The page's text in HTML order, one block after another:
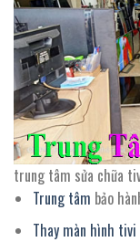
trung tâm sửa chữa
Trung tâm bảo
Thay màn hình tivi